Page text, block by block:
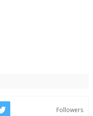
Followers